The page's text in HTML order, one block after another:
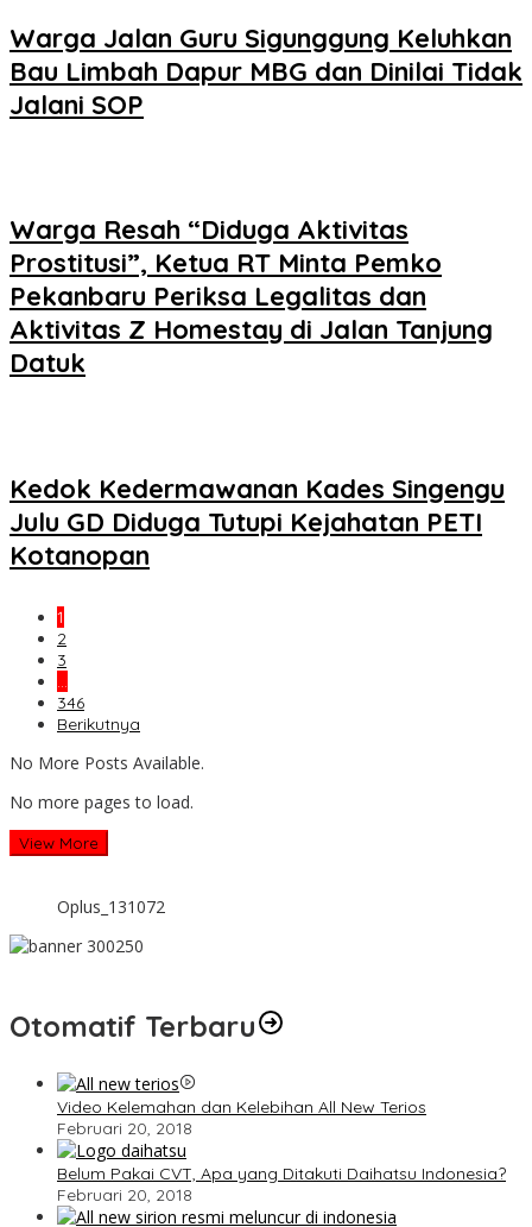
Warga Jalan Guru Sigunggung Keluhkan
Bau Limbah Dapur MBG dan Dinilai Tidak
Jalani SOP
Warga Resah “Diduga Aktivitas
Prostitusi”, Ketua RT Minta Pemko
Pekanbaru Periksa Legalitas dan
Aktivitas Z Homestay di Jalan Tanjung
Datuk
Kedok Kedermawanan Kades Singengu
Julu GD Diduga Tutupi Kejahatan PETI
Kotanopan
1
2
3
…
346
Berikutnya
No More Posts Available.
No more pages to load.
View More
Oplus_131072
Otomatif Terbaru
Video Kelemahan dan Kelebihan All New Terios
Februari 20, 2018
Belum Pakai CVT, Apa yang Ditakuti Daihatsu Indonesia?
Februari 20, 2018